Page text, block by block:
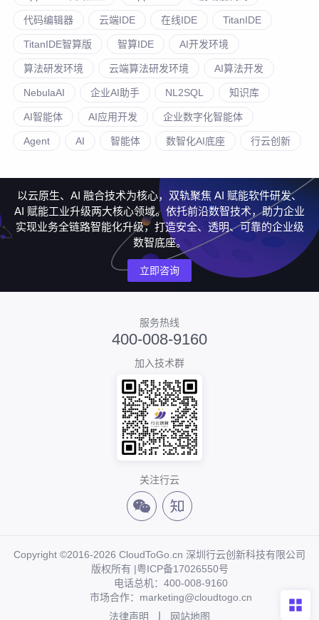
代码编辑器 云端IDE 在线IDE TitanIDE
TitanIDE智算版 智算IDE AI开发环境
算法研发环境 云端算法研发环境 AI算法开发
NebulaAI 企业AI助手 NL2SQL 知识库
AI智能体 AI应用开发 企业数字化智能体
Agent AI 智能体 数智化AI底座 行云创新
以云原生、AI 融合技术为核心，双轨聚焦 AI 赋能软件研发、
AI 赋能工业升级两大核心领域。依托前沿数智技术，助力企业
实现业务全链路智能化升级，打造安全、透明、可靠的企业级
数智底座。
立即咨询
服务热线
400-008-9160
加入技术群
关注行云
Copyright ©2016-2026 CloudToGo.cn 深圳行云创新科技有限公司
版权所有 |粤ICP备17026550号
电话总机：400-008-9160
市场合作：marketing@cloudtogo.cn
法律声明
网站地图